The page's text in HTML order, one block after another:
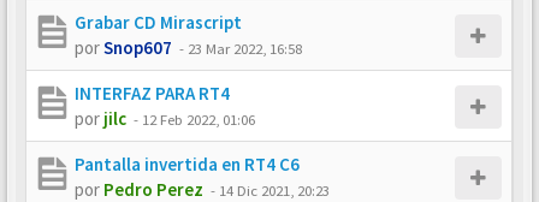
Grabar CD Mirascript
porSnop607 - 23 Mar 2022, 16:58
INTERFAZ PARA RT4
por jilc - 12 Feb 2022, 01:06
Pantalla invertida en RT4 C6
por Pedro Perez - 14 Dic 2021, 20:23